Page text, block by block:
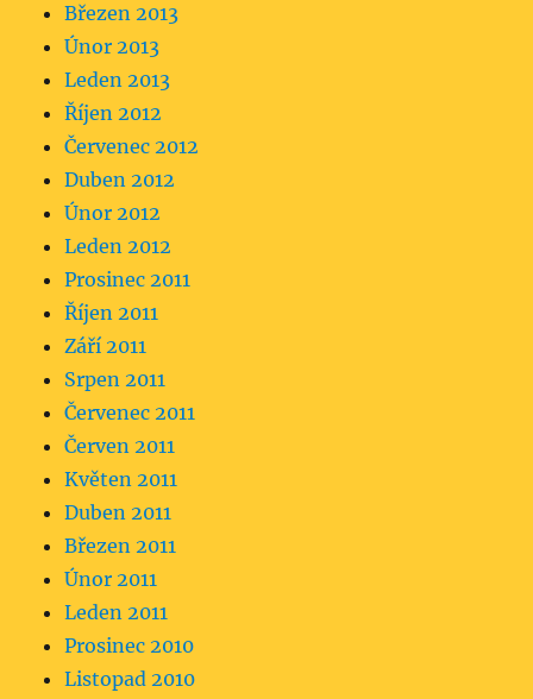
Březen 2013
Únor 2013
Leden 2013
Říjen 2012
Červenec 2012
Duben 2012
Únor 2012
Leden 2012
Prosinec 2011
Říjen 2011
Září 2011
Srpen 2011
Červenec 2011
Červen 2011
Květen 2011
Duben 2011
Březen 2011
Únor 2011
Leden 2011
Prosinec 2010
Listopad 2010